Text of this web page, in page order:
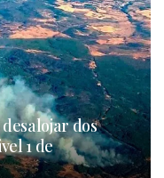
dos
1 de